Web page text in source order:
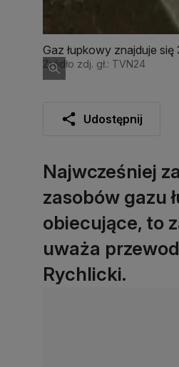
Gaz łupkowy znajduje
Źródło zdj. gł.: TVN24
Udostępnij
Najwcześniej
zasobów gazu
obiecujące, to
uważa
Rychlicki.